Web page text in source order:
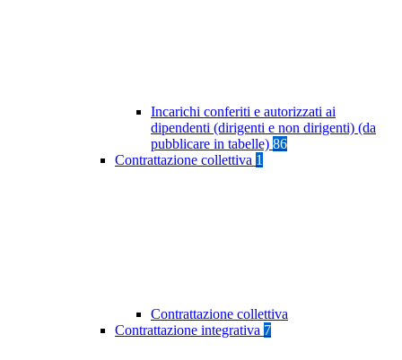
Incarichi conferiti e autorizzati ai
dipendenti (dirigenti e non dirigenti) (da
pubblicare in tabelle) 86
Contrattazione collettiva 1
Contrattazione collettiva
Contrattazione integrativa 7